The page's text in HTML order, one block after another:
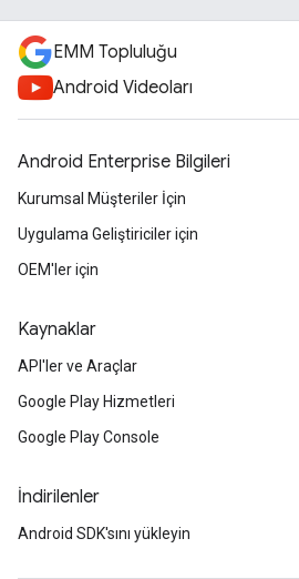
EMM Topluluğu
Android Videoları
Android Enterprise Bilgileri
Kurumsal Müşteriler İçin
Uygulama Geliştiriciler için
OEM'ler için
Kaynaklar
API'ler ve Araçlar
Google Play Hizmetleri
Google Play Console
İndirilenler
Android SDK'sını yükleyin